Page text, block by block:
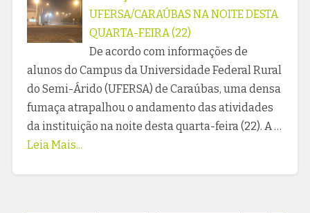
UFERSA/CARAÚBAS NA NOITE DESTA
QUARTA-FEIRA (22)
De acordo com informações de
alunos do Campus da Universidade Federal Rural
do Semi-Árido (UFERSA) de Caraúbas, uma densa
fumaça atrapalhou o andamento das atividades
da instituição na noite desta quarta-feira (22). A …
Leia Mais...